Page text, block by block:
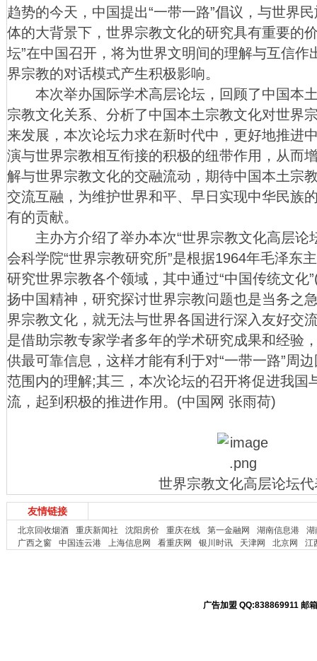
趋势的今天，中国提出“一带一路”倡议，与世界
体的大背景下，世界宗教文化的研究具有重要的
坛”在中国召开，将为世界文明间的理解与互信作
界宗教的对话模式产生积极影响。
本次举办国际学术高层论坛，回顾了中国本
宗教文化关系、分析了中国本土宗教文化对世界
来发展，本次论坛力求在新时代中，更好地推进
演与世界宗教相互衔接的积极的纽带作用，从而
解与世界宗教文化的交融流动，期待中国本土宗
交流互融，为维护世界和平、早日实现中华民族
有的贡献。
主办方介绍了举办本次“世界宗教文化高层论
会科学院“世界宗教研究所”是根据1964年毛泽东
研究世界宗教各个领域，其中通过“中国传统文化
扬中国精神，研究探讨世界宗教问题也是当务之
界宗教文化，就无法与世界各国进行深入友好交
是借助宗教专家学者多年的学术研究成果和经验
供最可靠信息，这样才能有利于对“一带一路”周
范围内的理解;其三，本次论坛的召开将促进我国
流，起到积极的推进作用。(中国网 张雨荷)
世界宗教文化高层论坛代
友情链接
北京回收烟酒 重庆新闻社 沈阳房价 重庆在线 第一金融网 湖南信息港
湖
广西之窗
中国连云港 上海信息网 看重庆网 银川时讯 天津网 北京网 江
广告加盟 QQ:838869911 邮